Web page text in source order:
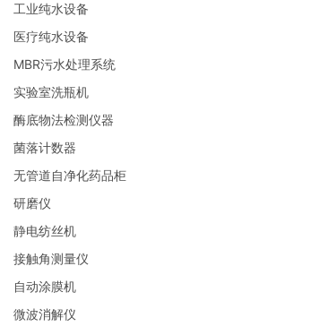
工业纯水设备
医疗纯水设备
MBR污水处理系统
实验室洗瓶机
酶底物法检测仪器
菌落计数器
无管道自净化药品柜
研磨仪
静电纺丝机
接触角测量仪
自动涂膜机
微波消解仪